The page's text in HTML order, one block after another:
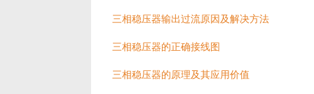
三相稳压器输出过流原因及解决方法
三相稳压器的正确接线图
三相稳压器的原理及其应用价值